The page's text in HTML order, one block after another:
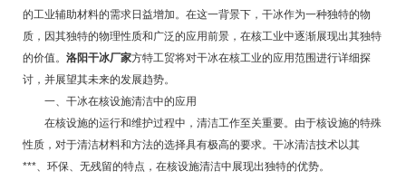
的工业辅助材料的需求日益增加。在这一背景下，干冰作为一种独特的物
质，因其独特的物理性质和广泛的应用前景，在核工业中逐渐展现出其独特
的价值。 洛阳干冰厂家方特工贸将对干冰在核工业的应用范围进行详细探
讨，并展望其未来的发展趋势。
一、干冰在核设施清洁中的应用
在核设施的运行和维护过程中，清洁工作至关重要。由于核设施的特殊
性质，对于清洁材料和方法的选择具有极高的要求。干冰清洁技术以其
***、环保、无残留的特点，在核设施清洁中展现出独特的优势。